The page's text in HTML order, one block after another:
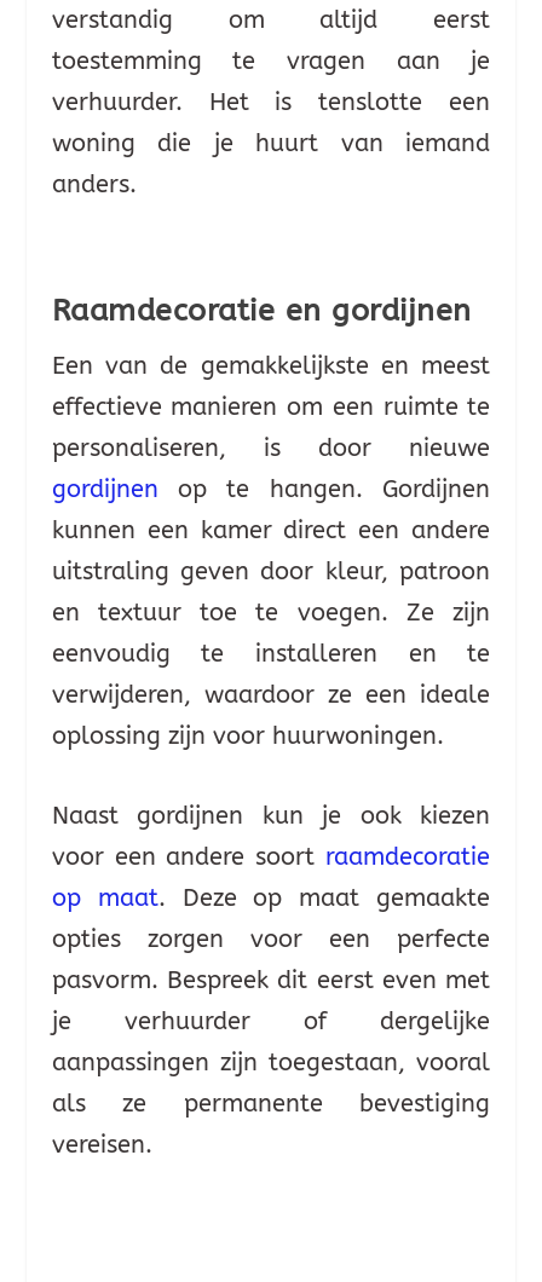
verstandig om altijd eerst
toestemming te vragen aan je
verhuurder. Het is tenslotte een
woning die je huurt van iemand
anders.
Raamdecoratie en gordijnen
Een van de gemakkelijkste en meest
effectieve manieren om een ruimte te
personaliseren, is door nieuwe
gordijnen op te hangen. Gordijnen
kunnen een kamer direct een andere
uitstraling geven door kleur, patroon
en textuur toe te voegen. Ze zijn
eenvoudig te installeren en te
verwijderen, waardoor ze een ideale
oplossing zijn voor huurwoningen.
Naast gordijnen kun je ook kiezen
voor een andere soort raamdecoratie
op maat. Deze op maat gemaakte
opties zorgen voor een perfecte
pasvorm. Bespreek dit eerst even met
je verhuurder of dergelijke
aanpassingen zijn toegestaan, vooral
als ze permanente bevestiging
vereisen.